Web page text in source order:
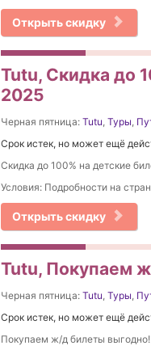
Открыть скидку
Tutu, Скидка до
2025
Черная пятница: Tutu, Туры,
Срок истек, но может ещё
Скидка до 100% на детские
Условия: Подробности на
Открыть скидку
Tutu, Покупаем
Черная пятница: Tutu, Туры,
Срок истек, но может ещё
Покупаем ж/д билеты выгодно!